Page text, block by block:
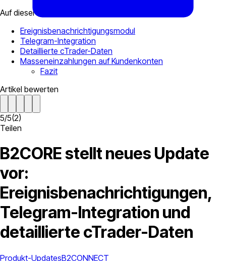
Auf dieser Seite
Ereignisbenachrichtigungsmodul
Telegram-Integration
Detaillierte cTrader-Daten
Masseneinzahlungen auf Kundenkonten
Fazit
Artikel bewerten
5/5(2)
Teilen
B2CORE stellt neues Update
vor:
Ereignisbenachrichtigungen,
Telegram-Integration und
detaillierte cTrader-Daten
Produkt-UpdatesB2CONNECT